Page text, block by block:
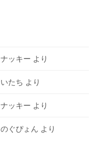
ナッキー より
いたち より
ナッキー より
のぐぴょん より